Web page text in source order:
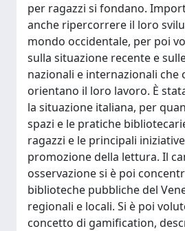
per ragazzi si fondano.
anche ripercorrere il loro
mondo occidentale, per poi
sulla situazione recente e
nazionali e internazionali che
orientano il loro lavoro. È
la situazione italiana, per
spazi e le pratiche
ragazzi e le principali
promozione della lettura. Il
osservazione si è poi
biblioteche pubbliche del
regionali e locali. Si è poi
concetto di gamification,